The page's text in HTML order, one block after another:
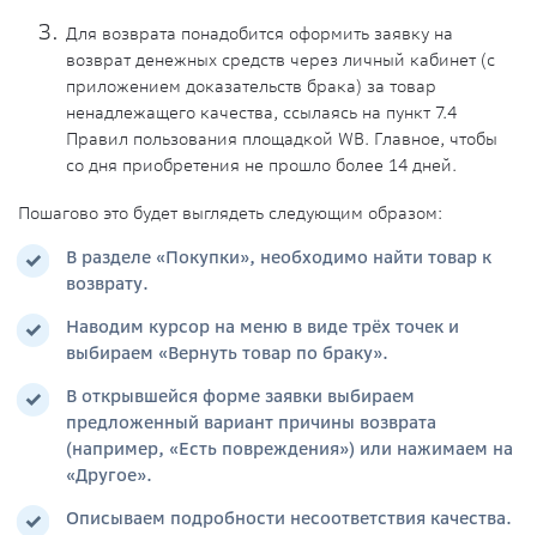
Для возврата понадобится оформить заявку на
возврат денежных средств через личный кабинет (с
приложением доказательств брака) за товар
ненадлежащего качества, ссылаясь на пункт 7.4
Правил пользования площадкой WB. Главное, чтобы
со дня приобретения не прошло более 14 дней.
Пошагово это будет выглядеть следующим образом:
В разделе «Покупки», необходимо найти товар к
возврату.
Наводим курсор на меню в виде трёх точек и
выбираем «Вернуть товар по браку».
В открывшейся форме заявки выбираем
предложенный вариант причины возврата
(например, «Есть повреждения») или нажимаем на
«Другое».
Описываем подробности несоответствия качества.